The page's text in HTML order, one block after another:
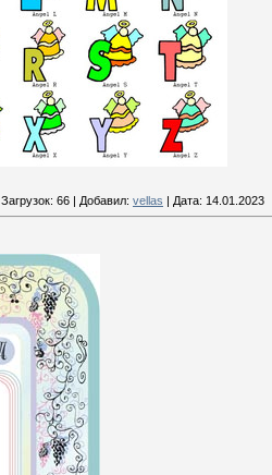
Загрузок: 66 | Добавил: vellas | Дата: 14.01.2023